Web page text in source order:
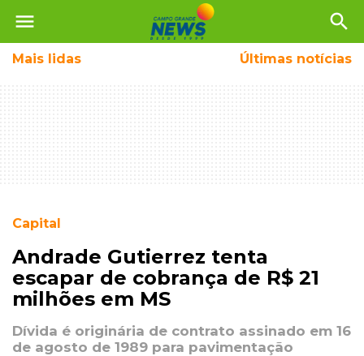
menu search
Mais lidas Últimas notícias
Capital
Andrade Gutierrez tenta
escapar de cobrança de R$ 21
milhões em MS
Dívida é originária de contrato assinado em 16
de agosto de 1989 para pavimentação